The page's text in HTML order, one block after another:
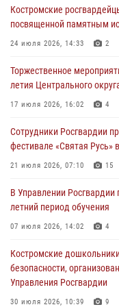
30 июля 2026, 10:39 9
Костромичи активно
29 июля 2026, 06:26 1
Cотрудники Росгвардии и
28 июля 2026, 06:14 2
Более пятидесяти
27 июля 2026, 09:53
«Росгвардия. Вехи
27 июля 2026, 07:11
Костромские
посвященной памятным
24 июля 2026, 14:33 2
Торжественное
летия Центрального
17 июля 2026, 16:02 4
Сотрудники Росгвардии
фестивале «Святая Русь»
21 июля 2026, 07:10 15
В Управлении Росгвардии
летний период обучения
07 июля 2026, 14:02 4
Костромские
безопасности,
Управления Росгвардии
30 июля 2026, 10:39 9